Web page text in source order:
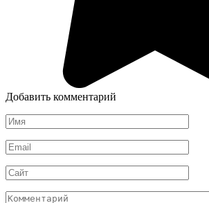
Добавить комментарий
Имя
*
Email
*
Сайт
Комментарий